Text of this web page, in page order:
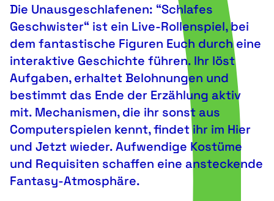
Die Unausgeschlafenen: “Schlafes
Geschwister“ ist ein Live-Rollenspiel, bei
dem fantastische Figuren Euch durch eine
interaktive Geschichte führen. Ihr löst
Aufgaben, erhaltet Belohnungen und
bestimmt das Ende der Erzählung aktiv
mit. Mechanismen, die ihr sonst aus
Computerspielen kennt, findet ihr im Hier
und Jetzt wieder. Aufwendige Kostüme
und Requisiten schaffen eine ansteckende
Fantasy-Atmosphäre.